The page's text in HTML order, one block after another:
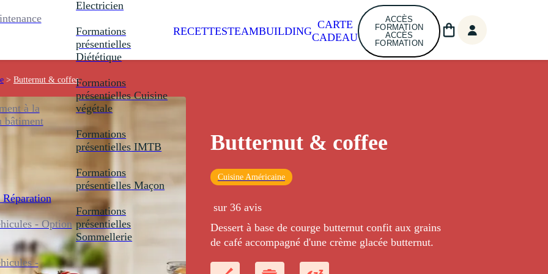
à la
bâtiment
- Option
-
Electricien
Formations
présentielles
Diététique
Formations
présentielles Cuisine
végétale
Formations
présentielles IMTB
Formations
présentielles Maçon
Formations
présentielles
Sommellerie
RECETTESTEAMBUILDING
CARTE
CADEAU
ACCÈS
FORMATION
ACCÈS
FORMATION
> Butternut & coffee
Butternut & coffee
Cuisine Américaine
sur 36 avis
Dessert à base de courge butternut confit aux grains
de café accompagné d'une crème glacée butternut.